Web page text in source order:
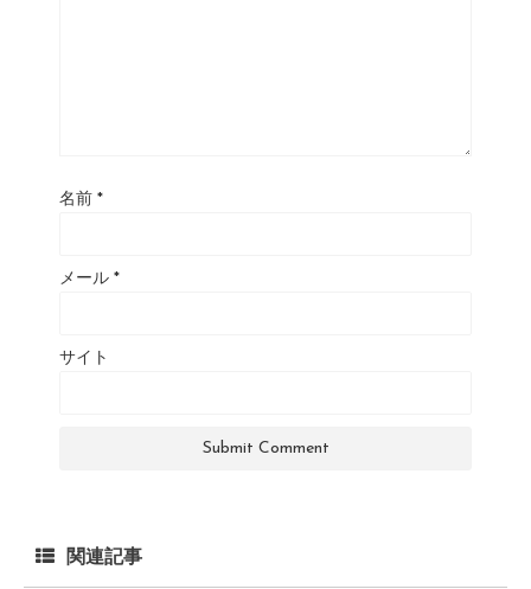
名前 *
メール *
サイト
関連記事